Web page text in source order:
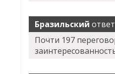
Бразильский
Почти 197